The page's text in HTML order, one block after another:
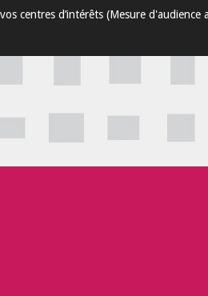
centres d’intérêts (Mesure d'audience